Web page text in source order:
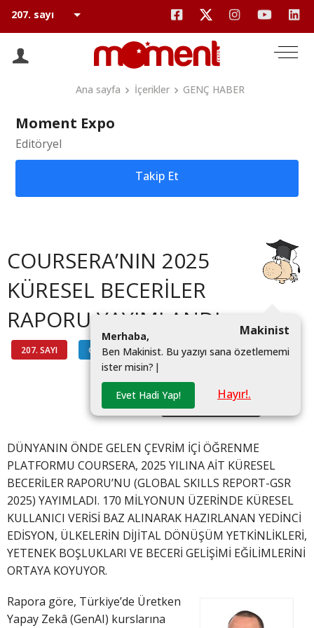
Ana sayfa İçerikler GENÇ HABER
Moment Expo
Editöryel
Takip Et
COURSERA’NIN 2025
KÜRESEL BECERİLER
RAPORU YAYIMLANDI
207. SAYI GENÇ HABER #COURSERA
#KÜRESEL BECERILER
Makinist
Merhaba,
Ben Makinist. Bu yazıyı sana özetlememi
ister misin? |
Evet Hadi Yap! Hayır!.
DÜNYANIN ÖNDE GELEN ÇEVRİM İÇİ ÖĞRENME
PLATFORMU COURSERA, 2025 YILINA AİT KÜRESEL
BECERİLER RAPORU’NU (GLOBAL SKILLS REPORT-GSR
2025) YAYIMLADI. 170 MİLYONUN ÜZERİNDE KÜRESEL
KULLANICI VERİSİ BAZ ALINARAK HAZIRLANAN YEDİNCİ
EDİSYON, ÜLKELERİN DİJİTAL DÖNÜŞÜM YETKİNLİKLERİ,
YETENEK BOŞLUKLARI VE BECERİ GELİŞİMİ EĞİLİMLERİNİ
ORTAYA KOYUYOR.
Rapora göre, Türkiye’de Üretken
Yapay Zekâ (GenAI) kurslarına